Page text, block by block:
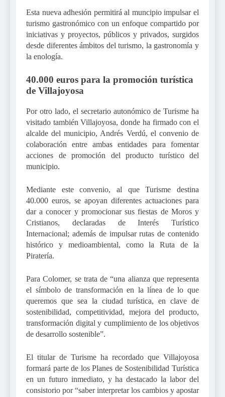
Esta nueva adhesión permitirá al muncipio impulsar el
turismo gastronómico con un enfoque compartido por
iniciativas y proyectos, públicos y privados, surgidos
desde diferentes ámbitos del turismo, la gastronomía y
la enología.
40.000 euros para la promoción turística
de Villajoyosa
Por otro lado, el secretario autonómico de Turisme ha
visitado también Villajoyosa, donde ha firmado con el
alcalde del municipio, Andrés Verdú, el convenio de
colaboración entre ambas entidades para fomentar
acciones de promoción del producto turístico del
municipio.
Mediante este convenio, al que Turisme destina
40.000 euros, se apoyan diferentes actuaciones para
dar a conocer y promocionar sus fiestas de Moros y
Cristianos, declaradas de Interés Turístico
Internacional; además de impulsar rutas de contenido
histórico y medioambiental, como la Ruta de la
Piratería.
Para Colomer, se trata de “una alianza que representa
el símbolo de transformación en la línea de lo que
queremos que sea la ciudad turística, en clave de
sostenibilidad, competitividad, mejora del producto,
transformación digital y cumplimiento de los objetivos
de desarrollo sostenible”.
El titular de Turisme ha recordado que Villajoyosa
formará parte de los Planes de Sostenibilidad Turística
en un futuro inmediato, y ha destacado la labor del
consistorio por “saber interpretar los cambios y apostar